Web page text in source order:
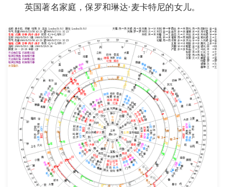
英国著名家庭，保罗和琳达·麦卡特尼的女儿。